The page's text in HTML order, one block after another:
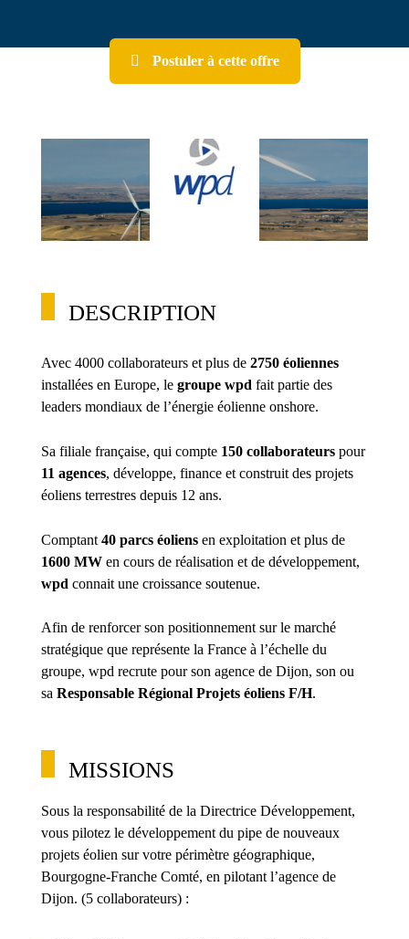
Postuler à cette offre
DESCRIPTION
Avec 4000 collaborateurs et plus de 2750 éoliennes
installées en Europe, le groupe wpd fait partie des
leaders mondiaux de l’énergie éolienne onshore.
Sa filiale française, qui compte 150 collaborateurspour
11 agences, développe, finance et construit des projets
éoliens terrestres depuis 12 ans.
Comptant 40 parcs éoliensen exploitation et plus de
1600 MWen cours de réalisation et de développement,
wpd connait une croissance soutenue.
Afin de renforcer son positionnement sur le marché
stratégique que représente la France à l’échelle du
groupe, wpd recrute pour son agence de Dijon, son ou
sa Responsable Régional Projets éoliens F/H.
MISSIONS
Sous la responsabilité de la Directrice Développement,
vous pilotez le développement du pipe de nouveaux
projets éolien sur votre périmètre géographique,
Bourgogne-Franche Comté, en pilotant l’agence de
Dijon. (5 collaborateurs) :